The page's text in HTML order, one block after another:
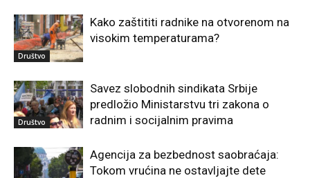
Društvo
Kako zaštititi radnike na otvorenom na
visokim temperaturama?
Društvo
Savez slobodnih sindikata Srbije
predložio Ministarstvu tri zakona o
radnim i socijalnim pravima
Agencija za bezbednost saobraćaja:
Tokom vrućina ne ostavljajte dete